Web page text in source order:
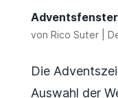
von Rico Suter|
Die
Auswahl der